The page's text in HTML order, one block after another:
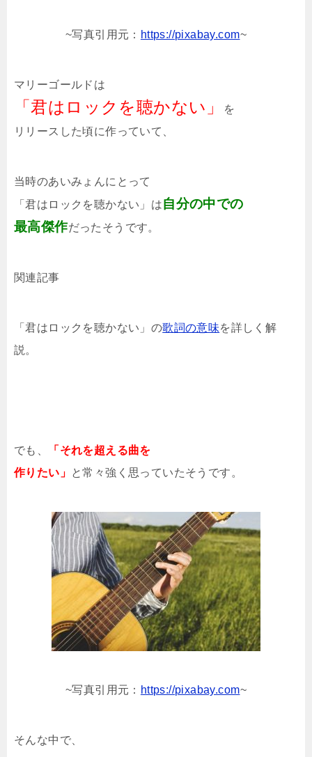
~写真引用元： https://pixabay.com~
マリーゴールドは
「君はロックを聴かない」
を
リリースした頃に作っていて、
当時のあいみょんにとって
「君はロックを聴かない」は自分の中での
最高傑作だったそうです。
関連記事
「君はロックを聴かない」の歌詞の意味を詳しく解
説。
でも、
「それを超える曲を
作りたい」 と常々強く思っていたそうです。
~写真引用元： https://pixabay.com~
そんな中で、